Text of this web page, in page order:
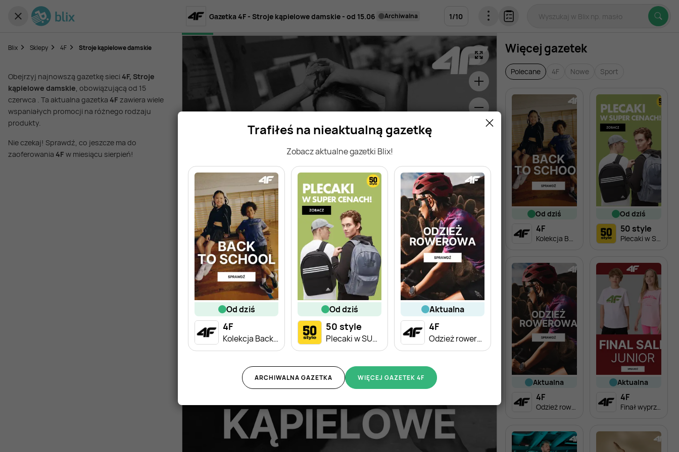
Trafiłeś na nieaktualną gazetkę
Zobacz aktualne gazetki Blix!
od dziś
4F
Kolekcja Back to School dla dzieci
od dziś
50 style
Plecaki w SUPER cenach!
aktualna
4F
Odzież rowerowa w super cenach!
WIĘCEJ GAZETEK 4F
ARCHIWALNA GAZETKA
Gazetka 4F - Stroje kąpielowe damskie - od 15.06 archiwalna 1/10
Blix Sklepy 4F Stroje kąpielowe damskie
Obejrzyj najnowszą gazetkę sieci 4F, Stroje
kąpielowe damskie, obowiązującą od 15
czerwca . Ta aktualna gazetka 4F zawiera wiele
wspaniałych promocji na różnego rodzaju
produkty.
Nie czekaj! Sprawdź, co jeszcze ma do
zaoferowania 4F w miesiącu sierpień!
Więcej gazetek
Polecane 4F Nowe Sport
od dziś
4F
Kolekcja Back to School dla dzieci
od dziś
50 style
Plecaki w SUPER cenach!
aktualna
4F
aktualna
4F
Finał wyprzedaży - odzież dziecięca